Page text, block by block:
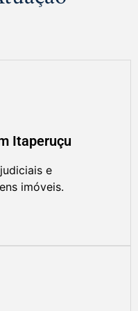
Itaperuçu
e
imóveis.